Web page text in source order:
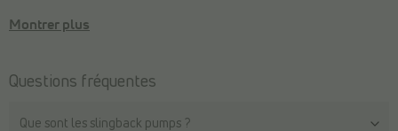
Montrer plus
Questions fréquentes
Que sont les slingback pumps ?